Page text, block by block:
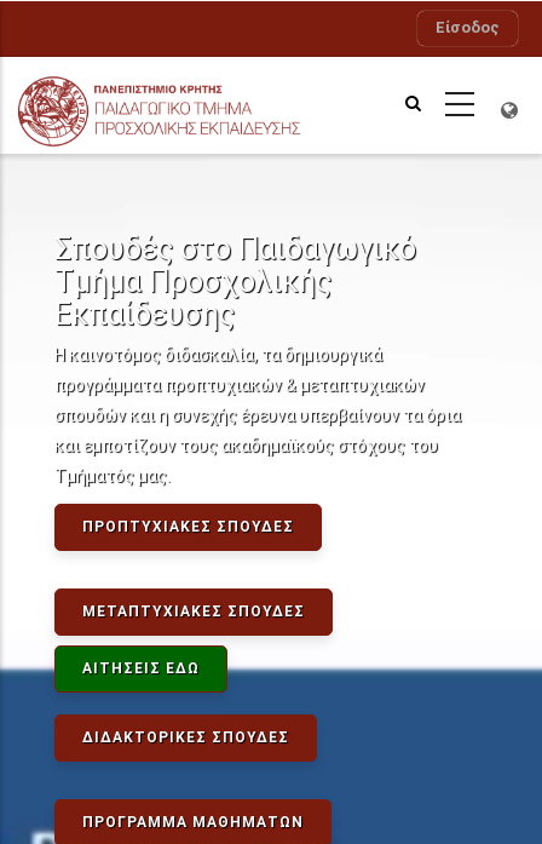
κυρίως
περιεχόμενο
Είσοδος
Σπουδές στο Παιδαγωγικό
Τμήμα Προσχολικής
Εκπαίδευσης
Η καινοτόμος διδασκαλία, τα δημιουργικά
προγράμματα προπτυχιακών & μεταπτυχιακών
σπουδών και η συνεχής έρευνα υπερβαίνουν τα όρια
και εμποτίζουν τους ακαδημαϊκούς στόχους του
Τμήματός μας.
ΠΡΟΠΤΥΧΙΑΚΈΣ ΣΠΟΥΔΈΣ
ΜΕΤΑΠΤΥΧΙΑΚΈΣ ΣΠΟΥΔΈΣ
ΑΙΤΉΣΕΙΣ ΕΔΏ
ΔΙΔΑΚΤΟΡΙΚΈΣ ΣΠΟΥΔΈΣ
ΠΡΌΓΡΑΜΜΑ ΜΑΘΗΜΆΤΩΝ